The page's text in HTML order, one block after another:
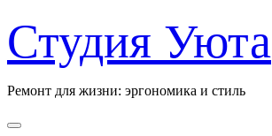
к
содержанию
Студия Уюта
Ремонт для жизни: эргономика и стиль